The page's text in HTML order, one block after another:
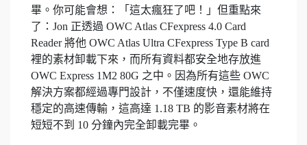
畢。你可能會想：「這太瘋狂了吧！」但重點來
了：Jon 正透過 OWC Atlas CFexpress 4.0 Card
Reader 將他 OWC Atlas Ultra CFexpress Type B card
裡的素材卸載下來，而所有資料都安全地存放進
OWC Express 1M2 80G 之中。因為所有這些 OWC
解決方案都經過專門設計，不僅速度快，還能維持
穩定的高速傳輸，這高達 1.18 TB 的影音素材將在
短短不到 10 分鐘內完全卸載完畢。